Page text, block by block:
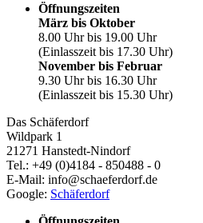
Öffnungszeiten
März bis Oktober
8.00 Uhr bis 19.00 Uhr
(Einlasszeit bis 17.30 Uhr)
November bis Februar
9.30 Uhr bis 16.30 Uhr
(Einlasszeit bis 15.30 Uhr)
Das Schäferdorf
Wildpark 1
21271 Hanstedt-Nindorf
Tel.: +49 (0)4184 - 850488 - 0
E-Mail: info@schaeferdorf.de
Google: Schäferdorf